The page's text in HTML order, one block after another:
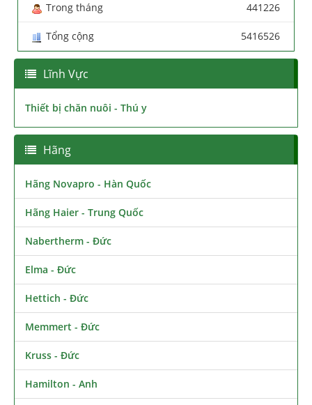
Trong tháng 441226
Tổng cộng 5416526
Lĩnh Vực
Thiết bị chăn nuôi - Thú y
Hãng
Hãng Novapro - Hàn Quốc
Hãng Haier - Trung Quốc
Nabertherm - Đức
Elma - Đức
Hettich - Đức
Memmert - Đức
Kruss - Đức
Hamilton - Anh